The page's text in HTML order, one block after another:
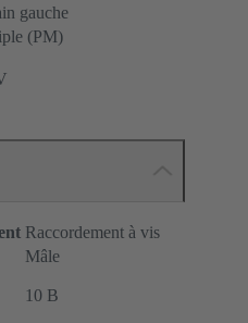
gauche
(PM)
Raccordement à vis
Mâle
10 B